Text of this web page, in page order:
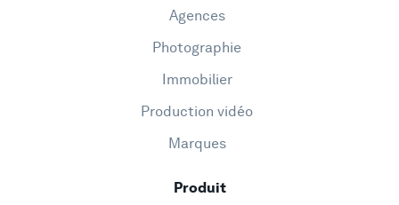
Agences
Photographie
Immobilier
Production vidéo
Marques
Produit